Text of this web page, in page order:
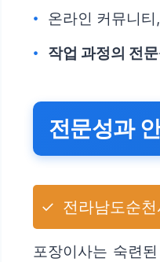
온라인 커뮤니
작업 과정의 전
전문성과
✓ 전라남도순
포장이사는 숙련